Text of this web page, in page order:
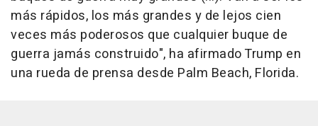
más rápidos, los más grandes y de lejos cien
veces más poderosos que cualquier buque de
guerra jamás construido", ha afirmado Trump en
una rueda de prensa desde Palm Beach, Florida.